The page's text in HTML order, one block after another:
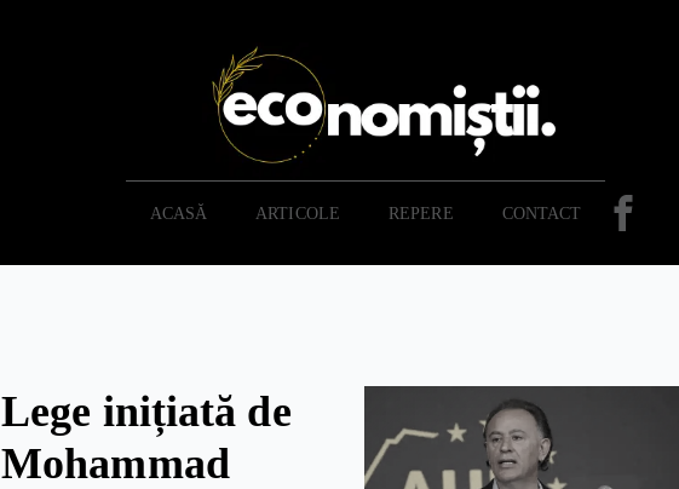
ACASĂ ARTICOLE REPERE CONTACT
Lege inițiată de
Mohammad